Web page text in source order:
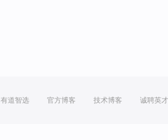
有道智选 官方博客 技术博客 诚聘英才